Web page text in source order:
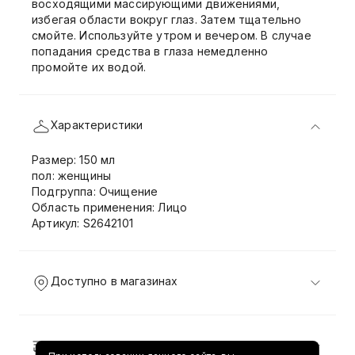
восходящими массирующими движениями,
избегая области вокруг глаз. Затем тщательно
смойте. Используйте утром и вечером. В случае
попадания средства в глаза немедленно
промойте их водой.
Характеристики
Размер: 150 мл
пол: женщины
Подгруппа: Очищение
Область применения: Лицо
Артикул: S2642101
Доступно в магазинах
Доставка и возврат